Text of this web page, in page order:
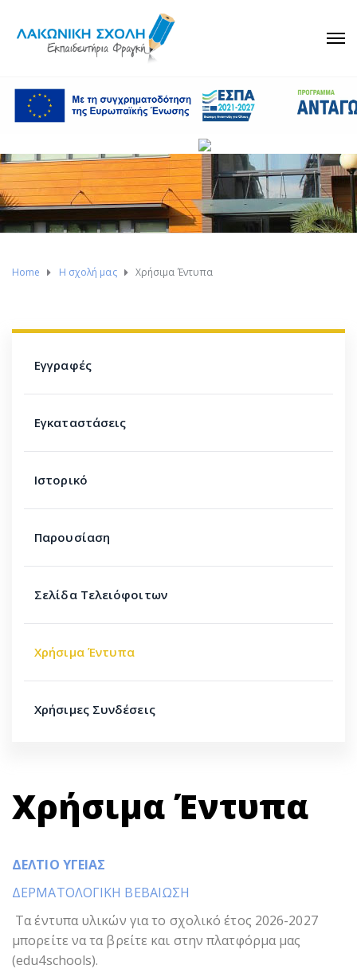
Home Η σχολή μας Χρήσιμα Έντυπα
Χρήσιμα Έντυπα
ΔΕΛΤΙΟ ΥΓΕΙΑΣ
ΔΕΡΜΑΤΟΛΟΓΙΚΗ ΒΕΒΑΙΩΣΗ
Τα έντυπα υλικών για το σχολικό έτος 2026-2027
μπορείτε να τα βρείτε και στην πλατφόρμα μας
(edu4schools).
Εγγραφές
Εγκαταστάσεις
Ιστορικό
Παρουσίαση
Σελίδα Τελειόφοιτων
Χρήσιμα Έντυπα
Χρήσιμες Συνδέσεις